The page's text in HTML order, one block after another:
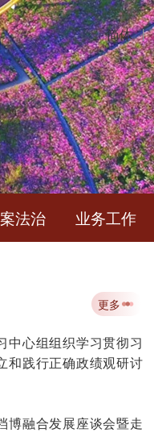
简体 丨
法治 业务工作
案法 更多
中心组组织学习贯彻习
和践行正确政绩观研讨
博融合发展座谈会暨走